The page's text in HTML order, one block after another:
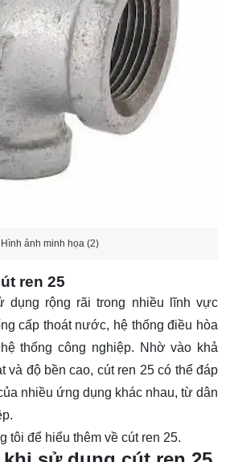
Hình ảnh minh họa (2)
ren 25
dụng rộng rãi trong nhiều lĩnh vực
cấp thoát nước, hệ thống điều hòa
thống công nghiệp. Nhờ vào khả
và độ bền cao, cút ren 25 có thể đáp
nhiều ứng dụng khác nhau, từ dân
tôi để hiểu thêm về cút ren 25.